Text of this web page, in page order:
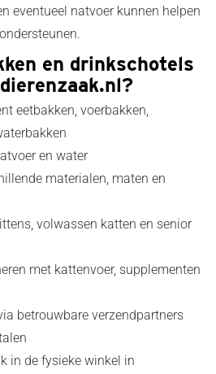
eventueel natvoer kunnen helpen
en drinkschotels
eetbakken, voerbakken,
en water
materialen, maten en
volwassen katten en senior
met kattenvoer, supplementen
betrouwbare verzendpartners
in de fysieke winkel in